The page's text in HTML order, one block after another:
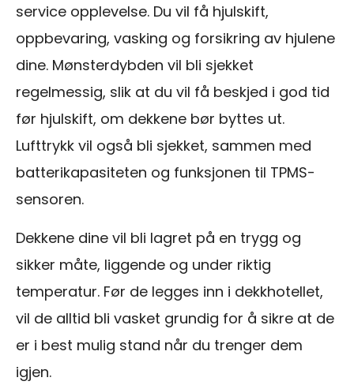
service opplevelse. Du vil få hjulskift,
oppbevaring, vasking og forsikring av hjulene
dine. Mønsterdybden vil bli sjekket
regelmessig, slik at du vil få beskjed i god tid
før hjulskift, om dekkene bør byttes ut.
Lufttrykk vil også bli sjekket, sammen med
batterikapasiteten og funksjonen til TPMS-
sensoren.
Dekkene dine vil bli lagret på en trygg og
sikker måte, liggende og under riktig
temperatur. Før de legges inn i dekkhotellet,
vil de alltid bli vasket grundig for å sikre at de
er i best mulig stand når du trenger dem
igjen.